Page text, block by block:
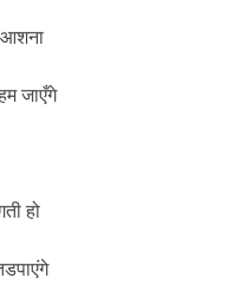
आशना
जाएँगे
हो